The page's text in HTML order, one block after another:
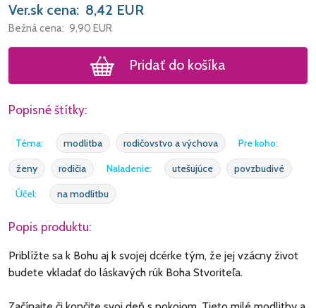
Ver.sk cena: 8,42 EUR
Bežná cena: 9,90 EUR
Pridať do košíka
Popisné štítky:
Téma: modlitba rodičovstvo a výchova
Pre koho:
ženy
rodičia Naladenie: utešujúce
povzbudivé
Účel:
na modlitbu
Popis produktu:
Priblížte sa k Bohu aj k svojej dcérke tým, že jej vzácny život
budete vkladať do láskavých rúk Boha Stvoriteľa.